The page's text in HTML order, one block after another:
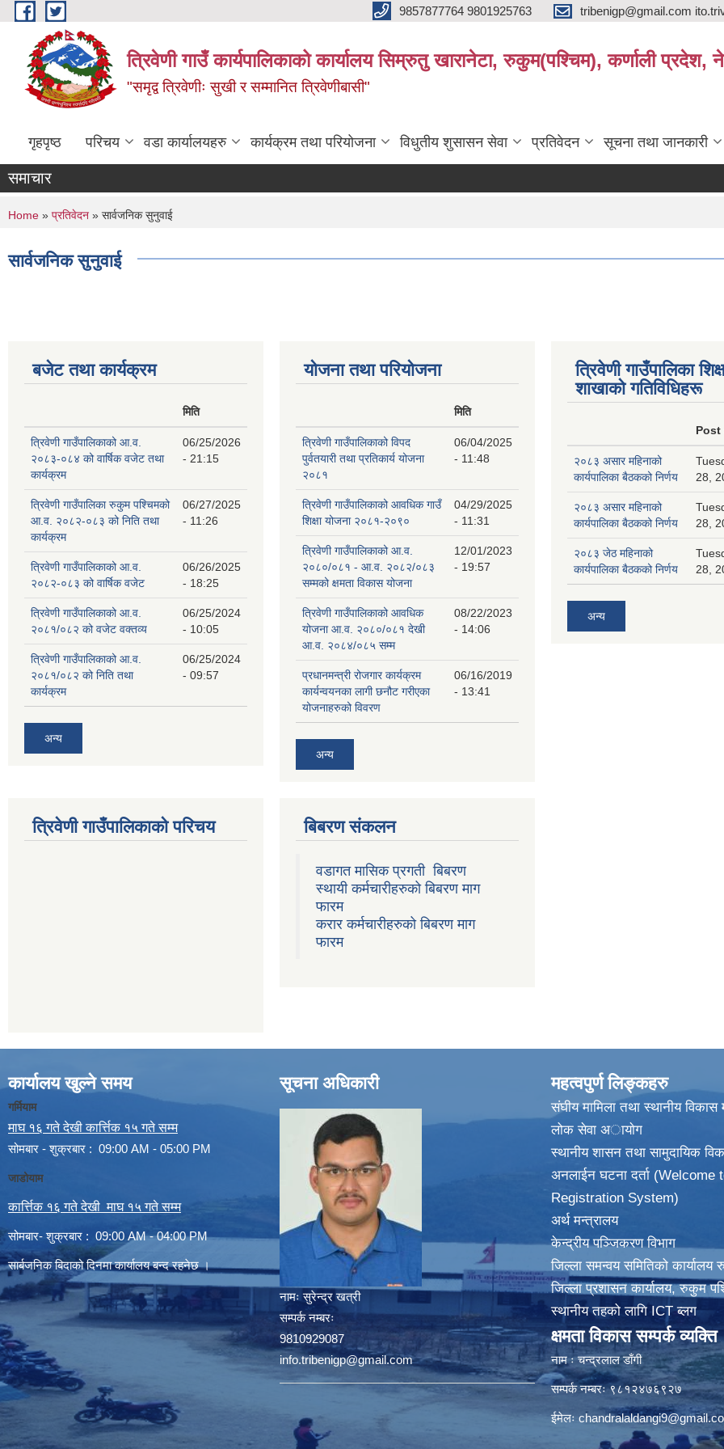
Skip to main content 9857877764 9801925763 tribenigp@gmail.com
त्रिवेणी गाउँ कार्यपालिकाको कार्यालय सिम्रुतु खारानेटा, रुकुम(पश्‍चिम), कर्णाली प्रदेश,
"समृद्व त्रिवेणीः सुखी र सम्मानित त्रिवेणीबासी"
गृहपृष्ठ परिचय वडा कार्यालयहरु कार्यक्रम तथा परियोजना विधुतीय शुसासन सेवा प्रतिवेदन सूचना तथा जानकारी
समाचार
You are here
Home » प्रतिवेदन » सार्वजनिक सुनुवाई
सार्वजनिक सुनुवाई
बजेट तथा कार्यक्रम
मिति
त्रिवेणी गाउँपालिकाको आ.व.
२०८३-०८४ को वार्षिक वजेट तथा
कार्यक्रम
06/25/2026
- 21:15
त्रिवेणी गाउँपालिका रुकुम पश्‍चिमको
आ.व. २०८२-०८३ को निति तथा
कार्यक्रम
06/27/2025
- 11:26
त्रिवेणी गाउँपालिकाको आ.व.
२०८२-०८३ को वार्षिक वजेट
06/26/2025
- 18:25
त्रिवेणी गाउँपालिकाको आ.व.
२०८१/०८२ को वजेट वक्तव्य
06/25/2024
- 10:05
त्रिवेणी गाउँपालिकाको आ.व.
२०८१/०८२ को निति तथा
कार्यक्रम
06/25/2024
- 09:57
अन्य
योजना तथा परियोजना
मिति
त्रिवेणी गाउँपालिकाको विपद
पुर्वतयारी तथा प्रतिकार्य योजना
२०८१
06/04/2025
- 11:48
त्रिवेणी गाउँपालिकाको आवधिक गाउँ
शिक्षा योजना २०८१-२०९०
04/29/2025
- 11:31
त्रिवेणी गाउँपालिकाको आ.व.
२०८०/०८१ - आ.व. २०८२/०८३
सम्मको क्षमता विकास योजना
12/01/2023
- 19:57
त्रिवेणी गाउँपालिकाको आवधिक
योजना आ.व. २०८०/०८१ देखी
आ.व. २०८४/०८५ सम्म
08/22/2023
- 14:06
प्रधानमन्त्री रोजगार कार्यक्रम
कार्यन्वयनका लागी छनौट गरीएका
योजनाहरुको विवरण
06/16/2019
- 13:41
अन्य
त्रिवेणी गाउँपालिका
शाखाकाे गतिविधिहरू
Post
२०८३ असार महिनाको
कार्यपालिका बैठकको निर्णय
28,
२०८३ असार महिनाको
कार्यपालिका बैठकको निर्णय
28,
२०८३ जेठ महिनाको
कार्यपालिका बैठकको निर्णय
28,
अन्य
त्रिवेणी गाउँपालिकाको परिचय बिबरण संकलन
वडागत मासिक प्रगती बिबरण
स्थायी कर्मचारीहरुको बिबरण माग
फारम
करार कर्मचारीहरुको बिबरण माग
फारम
कार्यालय खुल्ने समय
गर्मियाम
माघ १६ गते देखी कार्त्तिक १५ गते सम्म
सोमबार - शुक्रबार : 09:00 AM - 05:00 PM
जाडोयाम
कार्त्तिक १६ गते देखी माघ १५ गते सम्म
सोमबार- शुक्रबार : 09:00 AM - 04:00 PM
सार्बजनिक बिदाको दिनमा कार्यालय बन्द रहनेछ ।
सूचना अधिकारी
नामः सुरेन्द्र खत्री
सम्पर्क नम्बरः
9810929087
info.tribenigp@gmail.com
महत्वपुर्ण लिङ्कहरु
संघीय मामिला तथा स्थानीय विकास
लोक सेवा अायाेग
स्थानीय शासन तथा सामुदायिक
अनलाईन घटना दर्ता (Welcome
Registration System)
अर्थ मन्त्रालय
केन्द्रीय पञ्जिकरण विभाग
जिल्ला समन्वय समितिको कार्यालय
जिल्ला प्रशासन कार्यालय, रुकुम
स्थानीय तहको लागि ICT ब्लग
क्षमता विकास सम्पर्क व्यक्ति
नाम ः चन्द्रलाल डाँगी
सम्पर्क नम्बरः ९८१२४७६९२७
ईमेलः